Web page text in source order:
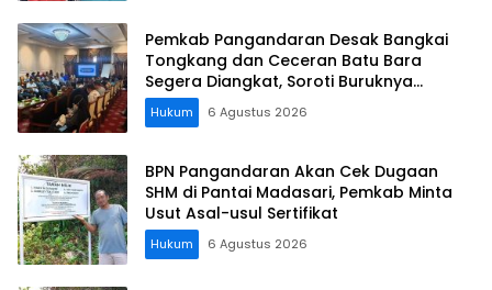
Pemkab Pangandaran Desak Bangkai
Tongkang dan Ceceran Batu Bara
Segera Diangkat, Soroti Buruknya
Koordinasi Perusahaan
Hukum 6 Agustus 2026
BPN Pangandaran Akan Cek Dugaan
SHM di Pantai Madasari, Pemkab Minta
Usut Asal-usul Sertifikat
Hukum 6 Agustus 2026